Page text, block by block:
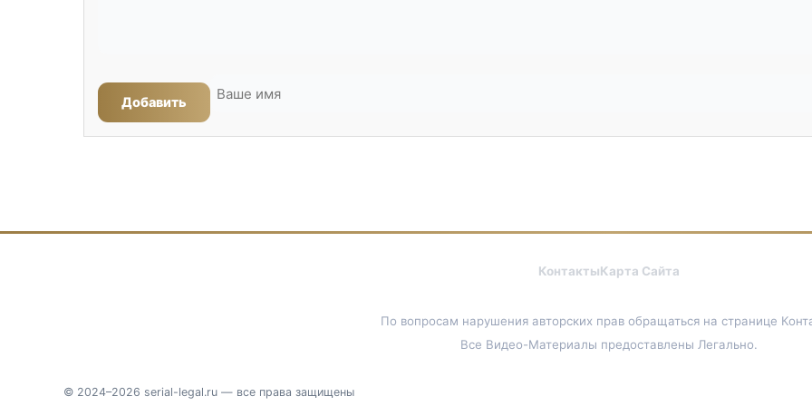
Добавить
КонтактыКарта Сайта
По вопросам нарушения авторских прав обращаться на странице
Все Видео-Материалы предоставлены Легально.
© 2024–2026 serial-legal.ru — все права защищены